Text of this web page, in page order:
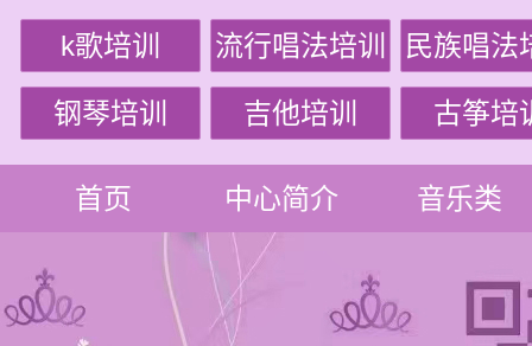
k歌培训 流行唱法培训 民族唱法
钢琴培训 吉他培训 古筝培
首页 中心简介 音乐类